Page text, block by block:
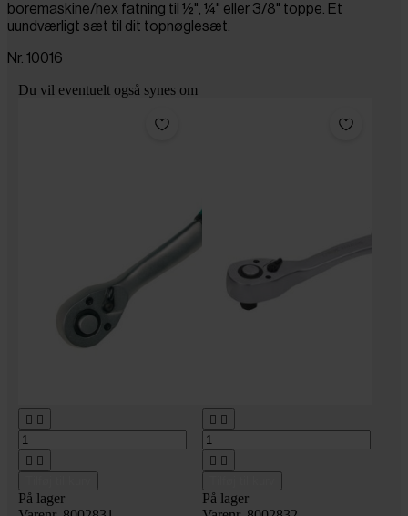
boremaskine/hex fatning til ½", ¼" eller 3/8" toppe. Et
uundværligt sæt til dit topnøglesæt.
Nr. 10016
Du vil eventuelt også synes om
 
 
På lager
 
 
På lager